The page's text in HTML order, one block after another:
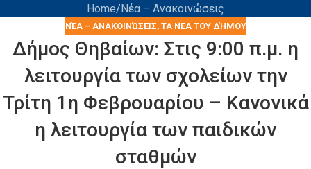
Home Νέα – Ανακοινώσεις
ΝΈΑ – ΑΝΑΚΟΙΝΏΣΕΙΣ, ΤΑ ΝΈΑ ΤΟΥ ΔΉΜΟΥ
Δήμος Θηβαίων: Στις 9:00 π.μ. η
λειτουργία των σχολείων την
Τρίτη 1η Φεβρουαρίου – Κανονικά
η λειτουργία των παιδικών
σταθμών